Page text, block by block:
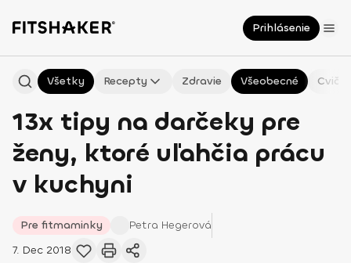
Prihlásenie
Všetky Recepty Zdravie Všeobecné
13x tipy na darčeky pre
ženy, ktoré uľahčia prácu
v kuchyni
Pre fitmaminky Petra Hegerová
7. Dec 2018